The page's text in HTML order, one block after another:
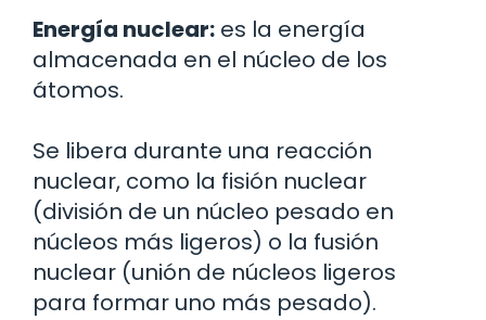
Energía nuclear: es la energía
almacenada en el núcleo de los
átomos.
Se libera durante una reacción
nuclear, como la fisión nuclear
(división de un núcleo pesado en
núcleos más ligeros) o la fusión
nuclear (unión de núcleos ligeros
para formar uno más pesado).